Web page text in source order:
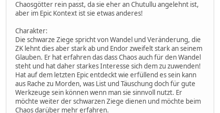
Chaosgötter rein passt, da sie eher an Chutullu angelehnt ist,
aber im Epic Kontext ist sie etwas anderes!
Charakter:
Die schwarze Ziege spricht von Wandel und Veränderung, die
ZK lehnt dies aber stark ab und Endor zweifelt stark an seinem
Glauben. Er hat erfahren das dass Chaos auch für den Wandel
steht und hat daher starkes Interesse sich dem zu zuwenden!
Hat auf dem letzten Epic entdeckt wie erfüllend es sein kann
aus Rache zu Morden, was List und Täuschung doch für gute
Werkzeuge sein können wenn man sie sinnvoll nutzt. Er
möchte weiter der schwarzen Ziege dienen und möchte beim
Chaos darüber mehr erfahren.